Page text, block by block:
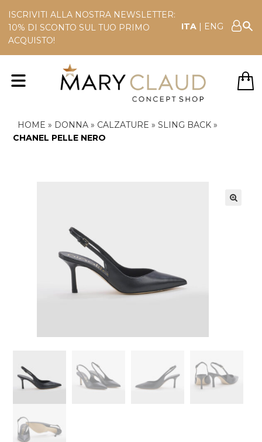
ISCRIVITI ALLA NOSTRA NEWSLETTER:
10% DI SCONTO SUL TUO PRIMO
ACQUISTO!
ITA | ENG
HOME » DONNA» CALZATURE » SLING BACK»
CHANEL PELLE NERO